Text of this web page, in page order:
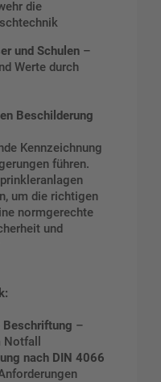
die
und Schulen –
Werte durch
Beschilderung
Kennzeichnung
führen.
um die richtigen
normgerechte
und
Beschriftung –
nach DIN 4066